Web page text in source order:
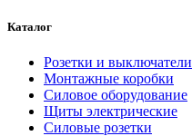
Каталог
Розетки и выключатели
Монтажные коробки
Силовое оборудование
Щиты электрические
Силовые розетки